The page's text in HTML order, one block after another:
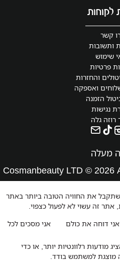
לקוחות
קשר
ותשובות
שימוש
פרטיות
והחזרות
ואספקה
הזמנה
נגישות
רוזה גלה
מעלה
Cosmanbeauty LTD © 2026
את החוויה הטובה ביותר באתר
זה עשוי לא לפעול כצפוי.
אני מסכים לכל
אני דוחה את כולם
מודעות רלוונטיות יותר, או כדי
למשתמש בודד.